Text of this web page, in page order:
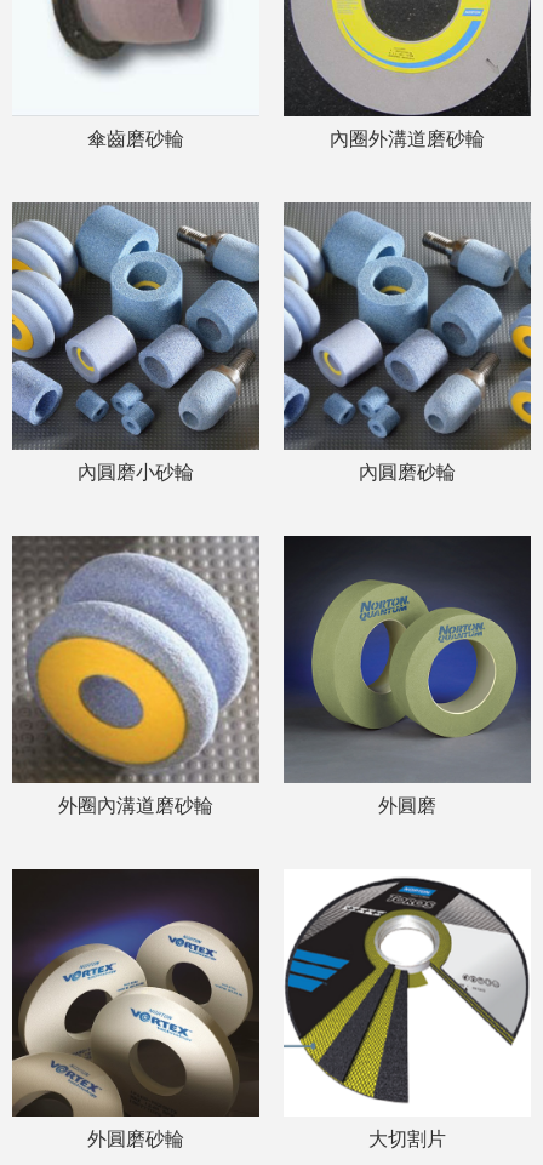
傘齒磨砂輪 內圈外溝道磨砂輪
內圓磨小砂輪 內圓磨砂輪
外圈內溝道磨砂輪 外圓磨
外圓磨砂輪 大切割片